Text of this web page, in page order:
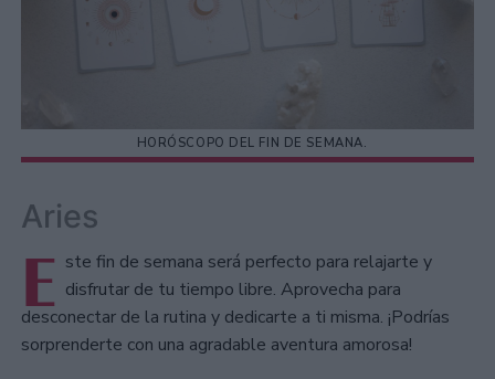
HORÓSCOPO DEL FIN DE SEMANA.
Aries
E ste fin de semana será perfecto para relajarte y
disfrutar de tu tiempo libre. Aprovecha para
desconectar de la rutina y dedicarte a ti misma. ¡Podrías
sorprenderte con una agradable aventura amorosa!